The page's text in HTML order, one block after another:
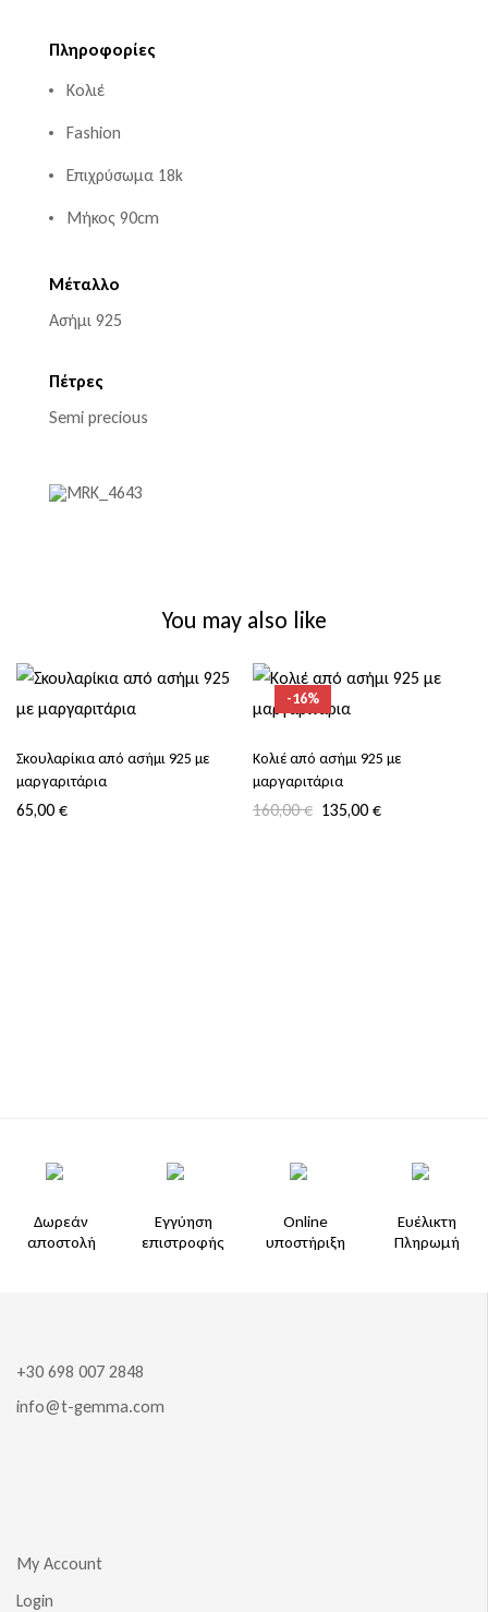
Πληροφορίες
Κολιέ
Fashion
Επιχρύσωμα 18k
Μήκος 90cm
Μέταλλο
Ασήμι 925
Πέτρες
Semi precious
You may also like
Σκουλαρίκια από ασήμι 925 με
μαργαριτάρια
65,00€
-16%
Κολιέ από ασήμι 925 με
μαργαριτάρια
160,00€ 135,00€
Δωρεάν
αποστολή
Εγγύηση
επιστροφής
Online
υποστήριξη
Ευέλικτη
Πληρωμή
+30 698 007 2848
info@t-gemma.com
My Account
Login